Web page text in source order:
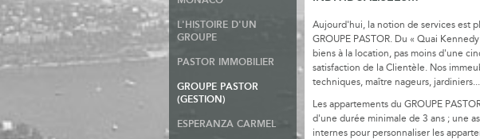
L'HISTOIRE D'UN
GROUPE
PASTOR IMMOBILIER
GROUPE PASTOR
(GESTION)
ESPERANZA CARMEL
Aujourd'hui, la notion de services est
GROUPE PASTOR. Du « Quai
biens à la location, pas moins d'une
satisfaction de la Clientèle. Nos
techniques, maître nageurs, jardiniers...
Les appartements du GROUPE
d'une durée minimale de 3 ans ; une
internes pour personnaliser les